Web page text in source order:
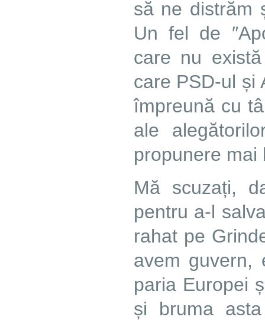
să ne distrăm
Un fel de
care nu
care PSD-ul și
împreună cu
ale
propunere mai
Mă scuzați,
pentru a-l
rahat pe
avem guvern,
paria Europei
și bruma